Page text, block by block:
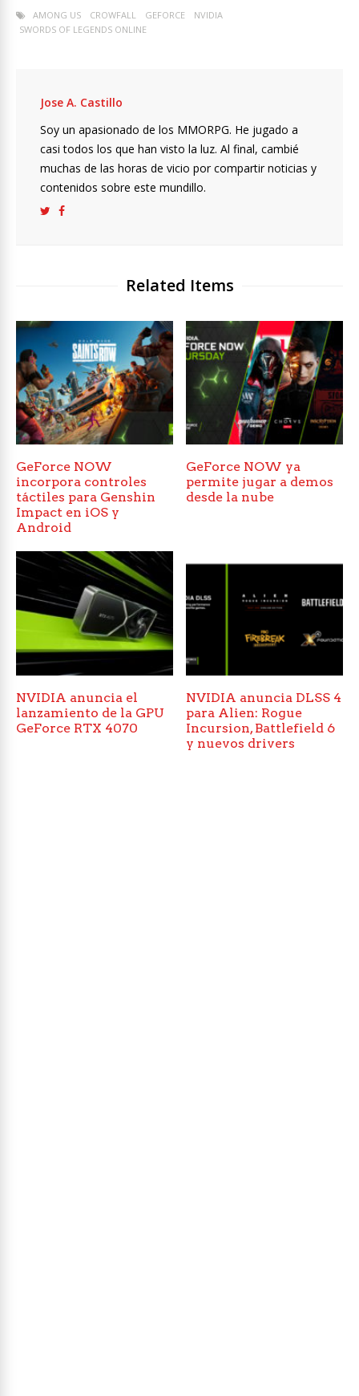
AMONG US CROWFALL GEFORCE
NVIDIA
SWORDS OF LEGENDS ONLINE
Jose A. Castillo
Soy un apasionado de los MMORPG. He jugado a
casi todos los que han visto la luz. Al final, cambié
muchas de las horas de vicio por compartir noticias y
contenidos sobre este mundillo.
Related Items
GeForce NOW
incorpora controles
táctiles para Genshin
Impact en iOS y
Android
GeForce NOW ya
permite jugar a demos
desde la nube
NVIDIA anuncia el
lanzamiento de la GPU
GeForce RTX 4070
NVIDIA anuncia DLSS 4
para Alien: Rogue
Incursion, Battlefield 6
y nuevos drivers